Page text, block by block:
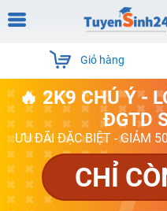
Giỏ hàng
🔥 2K9 CHÚ Ý -
ĐGTD
ƯU ĐÃI ĐẶC BIỆT - GIẢM
CHỈ